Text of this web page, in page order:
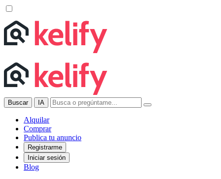
Buscar IA
Alquilar
Comprar
Publica tu anuncio
Registrarme
Iniciar sesión
Blog